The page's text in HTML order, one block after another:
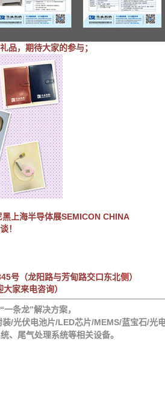
品，期待大家的参与；
上海半导体展SEMICON CHINA
！
号（龙阳路与芳甸路交口东北侧）
家来电咨询）
条龙”解决方案，
/光伏电池片/LED芯片/MEMS/蓝宝石/光
、尾气处理系统等相关设备。